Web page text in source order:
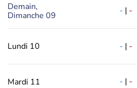
Demain,
Dimanche 09
- | -
Lundi 10 - | -
Mardi 11 - | -